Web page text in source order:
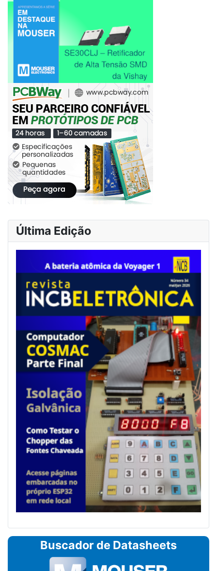
Última Edição
Buscador de Datasheets